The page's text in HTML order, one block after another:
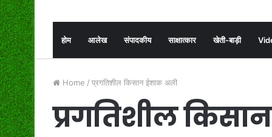
होम आलेख संपादकीय साक्षात्कार खेती-बाड़ी
Home / प्रगतिशील किसान ईशाक अली
प्रगतिशील